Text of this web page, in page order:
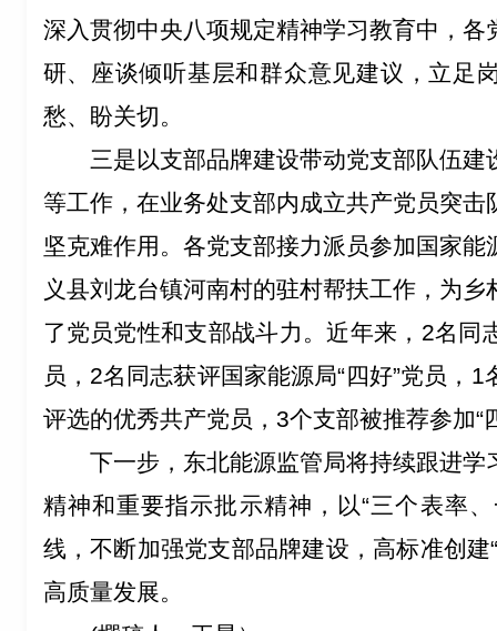
深入贯彻中央八项规定精神学习教育中，
研、座谈倾听基层和群众意见建议，立足
愁、盼关切。
三是以支部品牌建设带动党支部队伍
等工作，在业务处支部内成立共产党员突
坚克难作用。各党支部接力派员参加国家
义县刘龙台镇河南村的驻村帮扶工作，为
了党员党性和支部战斗力。近年来，2名同
员，2名同志获评国家能源局“四好”党员，
评选的优秀共产党员，3个支部被推荐参加“
下一步，东北能源监管局将持续跟进
精神和重要指示批示精神，以“三个表率
线，不断加强党支部品牌建设，高标准创建
高质量发展。